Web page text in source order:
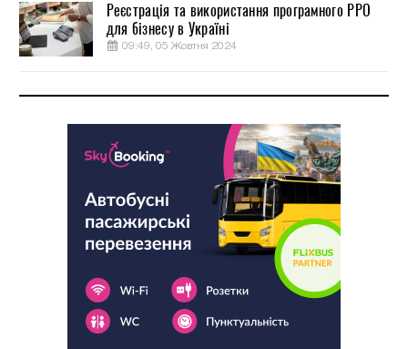
Реєстрація та використання програмного РРО
для бізнесу в Україні
09:49, 05 Жовтня 2024